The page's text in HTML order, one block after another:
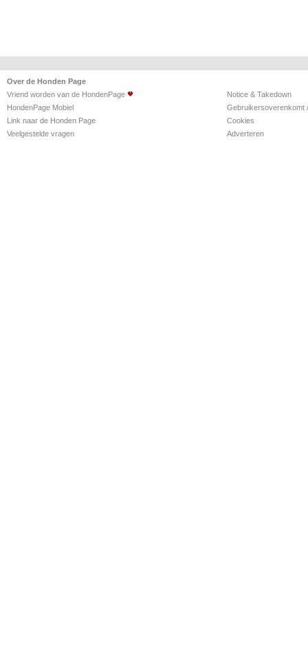
Over de Honden Page
Vriend worden van de HondenPage
HondenPage Mobiel
Link naar de Honden Page
Veelgestelde vragen
Notice & Takedown
Gebruikersoverenkomt
Cookies
Adverteren